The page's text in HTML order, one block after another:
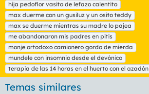
e
t
a
s
hija pedoflor vasito de lefazo calentito
max duerme con un gusiluz y un osito teddy
max se duerme mientras su madre lo pajea
me abandonaron mis padres en pitis
monje ortodoxo camionero gordo de mierda
mundele con insomnio desde el devónico
terapia de las 14 horas en el huerto con el azadón
Temas similares